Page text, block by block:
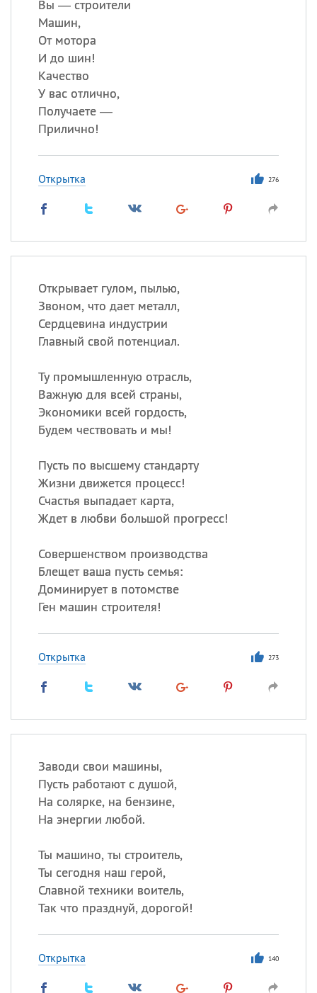
Вы — строители
Машин,
От мотора
И до шин!
Качество
У вас отлично,
Получаете —
Прилично!
Открытка 276
Открывает гулом, пылью,
Звоном, что дает металл,
Сердцевина индустрии
Главный свой потенциал.
Ту промышленную отрасль,
Важную для всей страны,
Экономики всей гордость,
Будем чествовать и мы!
Пусть по высшему стандарту
Жизни движется процесс!
Счастья выпадает карта,
Ждет в любви большой прогресс!
Совершенством производства
Блещет ваша пусть семья:
Доминирует в потомстве
Ген машин строителя!
Открытка 273
Заводи свои машины,
Пусть работают с душой,
На солярке, на бензине,
На энергии любой.
Ты машино, ты строитель,
Ты сегодня наш герой,
Славной техники воитель,
Так что празднуй, дорогой!
Открытка 140